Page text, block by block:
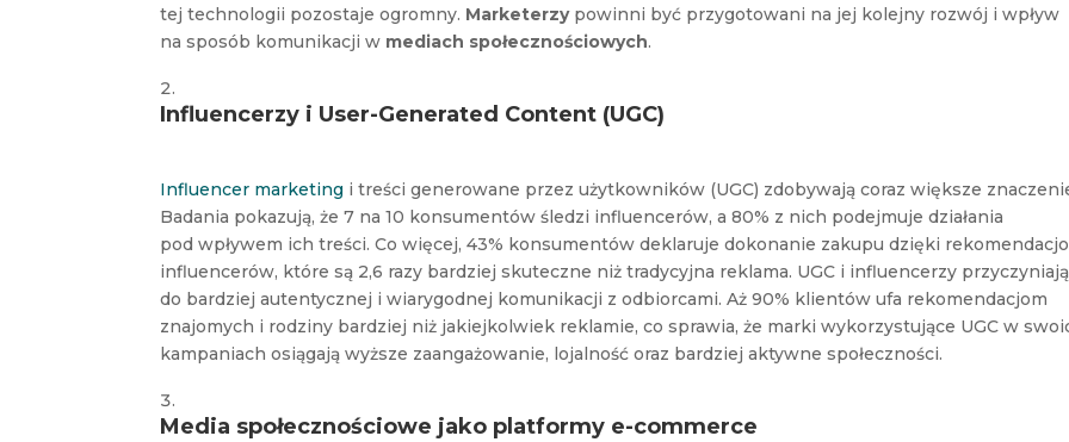
tej technologii pozostaje ogromny. Marketerzypowinni być przygotowani na jej kolejny rozwój i wpływ
na sposób komunikacji w mediach społecznościowych.
Influencerzy i User-Generated Content (UGC)
Influencer marketing i treści generowane przez użytkowników (UGC) zdobywają coraz większe
Badania pokazują, że 7 na 10 konsumentów śledzi influencerów, a 80% z nich podejmuje działania
pod wpływem ich treści. Co więcej, 43% konsumentów deklaruje dokonanie zakupu dzięki
influencerów, które są 2,6 razy bardziej skuteczne niż tradycyjna reklama. UGC i influencerzy
do bardziej autentycznej i wiarygodnej komunikacji z odbiorcami. Aż 90% klientów ufa rekomendacjom
znajomych i rodziny bardziej niż jakiejkolwiek reklamie, co sprawia, że marki wykorzystujące UGC w
kampaniach osiągają wyższe zaangażowanie, lojalność oraz bardziej aktywne społeczności.
Media społecznościowe jako platformy e-commerce